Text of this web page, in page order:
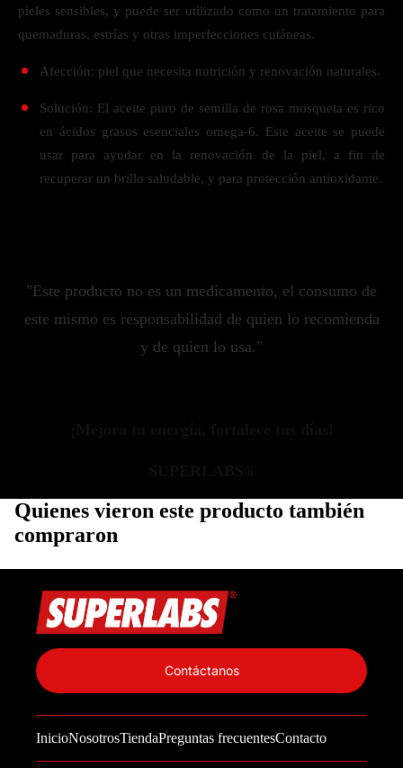
pieles sensibles, y puede ser utilizado como un tratamiento para
quemaduras, estrías y otras imperfecciones cutáneas.
Afección: piel que necesita nutrición y renovación naturales.
Solución: El aceite puro de semilla de rosa mosqueta es rico
en ácidos grasos esenciales omega-6. Este aceite se puede
usar para ayudar en la renovación de la piel, a fin de
recuperar un brillo saludable, y para protección antioxidante.
"Este producto no es un medicamento, el consumo de
este mismo es responsabilidad de quien lo recomienda
y de quien lo usa."
Quienes vieron este producto también
compraron
InicioNosotrosTiendaPreguntas frecuentesContacto
Contáctanos
Información de contacto
Política de reembolso
Términos del servicio
Política de envío